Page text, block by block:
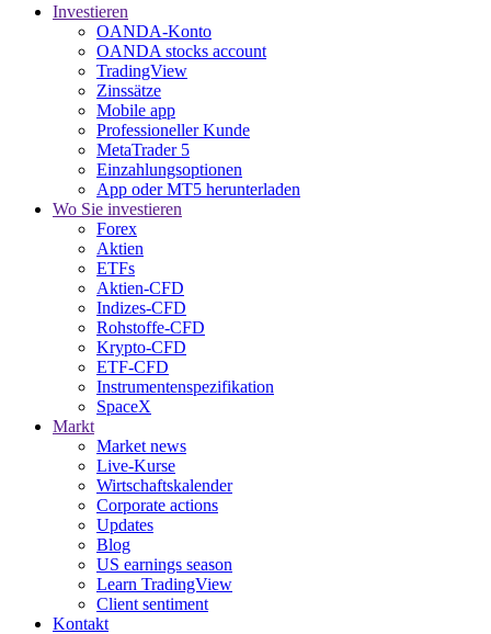
Investieren
OANDA-Konto
OANDA stocks account
TradingView
Zinssätze
Mobile app
Professioneller Kunde
MetaTrader 5
Einzahlungsoptionen
App oder MT5 herunterladen
Wo Sie investieren
Forex
Aktien
ETFs
Aktien-CFD
Indizes-CFD
Rohstoffe-CFD
Krypto-CFD
ETF-CFD
Instrumentenspezifikation
SpaceX
Markt
Market news
Live-Kurse
Wirtschaftskalender
Corporate actions
Updates
Blog
US earnings season
Learn TradingView
Client sentiment
Kontakt